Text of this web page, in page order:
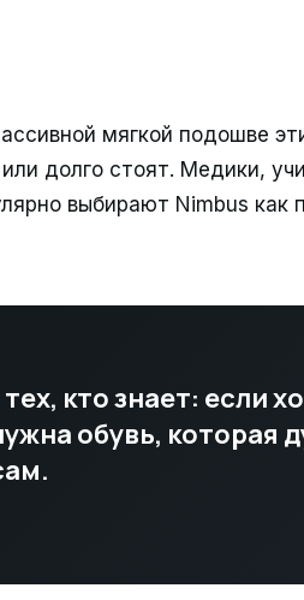
мягкой подошве
долго стоят. Медики,
выбирают Nimbus как
кто знает: если
обувь, которая